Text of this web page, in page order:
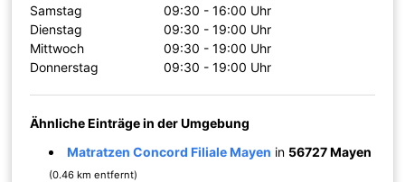
Samstag
09:30 - 16:00 Uhr
Dienstag
09:30 - 19:00 Uhr
Mittwoch
09:30 - 19:00 Uhr
Donnerstag
09:30 - 19:00 Uhr
Ähnliche Einträge in der Umgebung
Matratzen Concord Filiale Mayen in 56727 Mayen
(0.46 km entfernt)